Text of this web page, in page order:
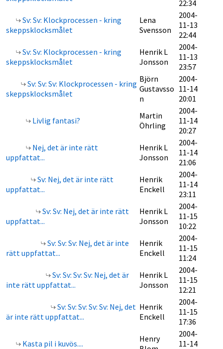
22:34
Sv: Sv: Klockprocessen - kring
skeppsklocksmålet
Lena
Svensson
2004-
11-13
22:44
Sv: Sv: Klockprocessen - kring
skeppsklocksmålet
Henrik L
Jonsson
2004-
11-13
23:57
Sv: Sv: Sv: Klockprocessen - kring
skeppsklocksmålet
Björn
Gustavsso
n
2004-
11-14
20:01
Livlig fantasi?
Martin
Öhrling
2004-
11-14
20:27
Nej, det är inte rätt
uppfattat...
Henrik L
Jonsson
2004-
11-14
21:06
Sv: Nej, det är inte rätt
uppfattat...
Henrik
Enckell
2004-
11-14
23:11
Sv: Sv: Nej, det är inte rätt
uppfattat...
Henrik L
Jonsson
2004-
11-15
10:22
Sv: Sv: Sv: Nej, det är inte
rätt uppfattat...
Henrik
Enckell
2004-
11-15
11:24
Sv: Sv: Sv: Sv: Nej, det är
inte rätt uppfattat...
Henrik L
Jonsson
2004-
11-15
12:21
Sv: Sv: Sv: Sv: Sv: Nej, det
är inte rätt uppfattat...
Henrik
Enckell
2004-
11-15
17:36
Kasta pil i kuvös....
Henry
2004-
11-14